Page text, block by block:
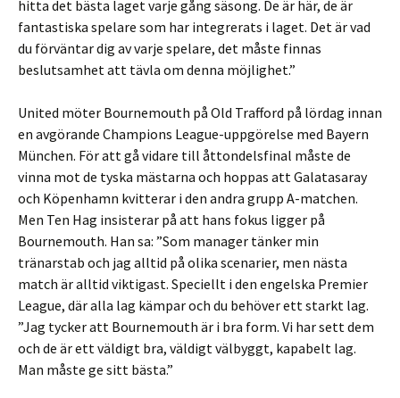
hitta det bästa laget varje gång säsong. De är här, de är
fantastiska spelare som har integrerats i laget. Det är vad
du förväntar dig av varje spelare, det måste finnas
beslutsamhet att tävla om denna möjlighet.”
United möter Bournemouth på Old Trafford på lördag innan
en avgörande Champions League-uppgörelse med Bayern
München. För att gå vidare till åttondelsfinal måste de
vinna mot de tyska mästarna och hoppas att Galatasaray
och Köpenhamn kvitterar i den andra grupp A-matchen.
Men Ten Hag insisterar på att hans fokus ligger på
Bournemouth. Han sa: ”Som manager tänker min
tränarstab och jag alltid på olika scenarier, men nästa
match är alltid viktigast. Speciellt i den engelska Premier
League, där alla lag kämpar och du behöver ett starkt lag.
”Jag tycker att Bournemouth är i bra form. Vi har sett dem
och de är ett väldigt bra, väldigt välbyggt, kapabelt lag.
Man måste ge sitt bästa.”